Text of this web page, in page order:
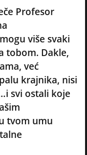
Profesor
više svaki
tobom. Dakle,
već
krajnika, nisi
svi ostali koje
tvom umu